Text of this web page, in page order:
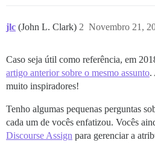
jlc (John L. Clark) Novembro 21,
2
Caso seja útil como referência, em
artigo anterior sobre o mesmo assunto.
muito inspiradores!
Tenho algumas pequenas perguntas
cada um de vocês enfatizou. Vocês
Discourse Assign para gerenciar a